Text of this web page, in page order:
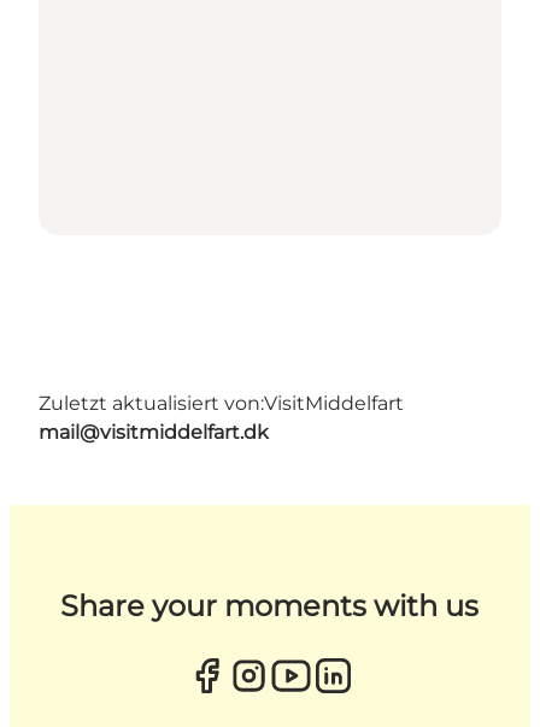
Zuletzt aktualisiert von:VisitMiddelfart
mail@visitmiddelfart.dk
Share your moments with us